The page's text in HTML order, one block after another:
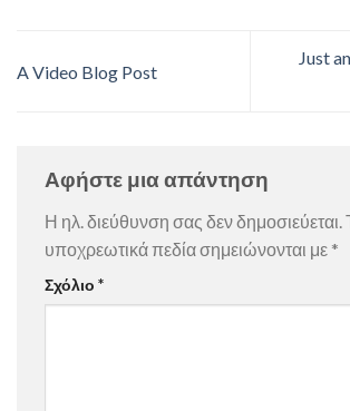
A Video Blog Post
Just
Αφήστε μια απάντηση
Η ηλ. διεύθυνση σας δεν δημοσιεύεται.
υποχρεωτικά πεδία σημειώνονται με *
Σχόλιο *